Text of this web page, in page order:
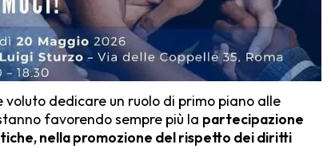
dedicare un ruolo di primo piano alle
favorendo sempre più la partecipazione
nella promozione del rispetto dei diritti